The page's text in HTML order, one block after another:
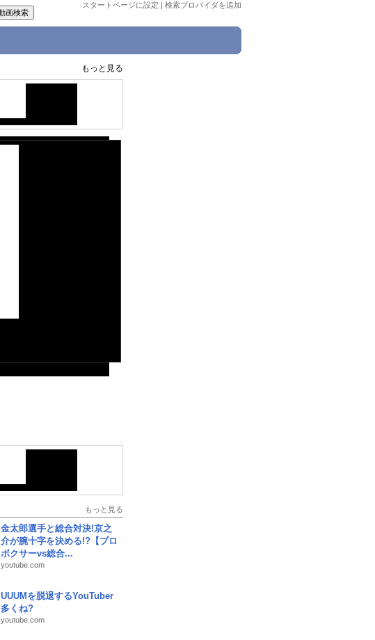
スタートページに設定 | 検索プロバイダを追加
もっと見る
もっと見る
金太郎選手と総合対決!京之
介が腕十字を決める!?【プロ
ボクサーvs総合...
youtube.com
UUUMを脱退するYouTuber
多くね?
youtube.com